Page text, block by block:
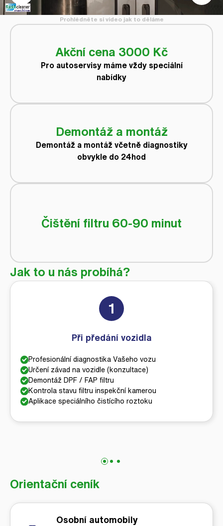
Prohlédněte si video jak to děláme
Akční cena 3000 Kč
Pro autoservisy máme vždy speciální
nabídky
Demontáž a montáž
Demontáž a montáž včetně diagnostiky
obvykle do 24hod
Čištění filtru 60-90 minut
Jak to u nás probíhá?
1
Při předání vozidla
Profesionální diagnostika Vašeho vozu
Určení závad na vozidle (konzultace)
Demontáž DPF / FAP filtru
Kontrola stavu filtru inspekční kamerou
Aplikace speciálního čistícího roztoku
Orientační ceník
Osobní automobily